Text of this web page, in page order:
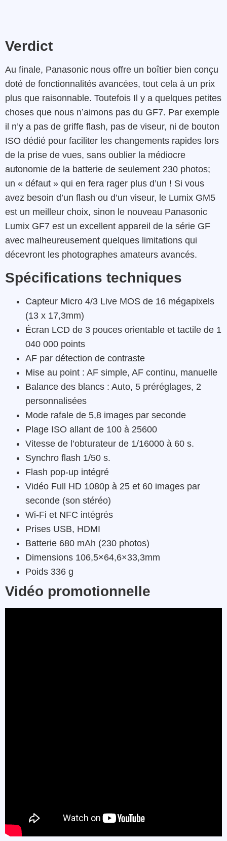
Verdict
Au finale, Panasonic nous offre un boîtier bien conçu
doté de fonctionnalités avancées, tout cela à un prix
plus que raisonnable. Toutefois Il y a quelques petites
choses que nous n’aimons pas du GF7. Par exemple
il n’y a pas de griffe flash, pas de viseur, ni de bouton
ISO dédié pour faciliter les changements rapides lors
de la prise de vues, sans oublier la médiocre
autonomie de la batterie de seulement 230 photos;
un « défaut » qui en fera rager plus d’un ! Si vous
avez besoin d’un flash ou d’un viseur, le Lumix GM5
est un meilleur choix, sinon le nouveau Panasonic
Lumix GF7 est un excellent appareil de la série GF
avec malheureusement quelques limitations qui
décevront les photographes amateurs avancés.
Spécifications techniques
Capteur Micro 4/3 Live MOS de 16 mégapixels
(13 x 17,3mm)
Écran LCD de 3 pouces orientable et tactile de 1
040 000 points
AF par détection de contraste
Mise au point : AF simple, AF continu, manuelle
Balance des blancs : Auto, 5 préréglages, 2
personnalisées
Mode rafale de 5,8 images par seconde
Plage ISO allant de 100 à 25600
Vitesse de l’obturateur de 1/16000 à 60 s.
Synchro flash 1/50 s.
Flash pop-up intégré
Vidéo Full HD 1080p à 25 et 60 images par
seconde (son stéréo)
Wi-Fi et NFC intégrés
Prises USB, HDMI
Batterie 680 mAh (230 photos)
Dimensions 106,5×64,6×33,3mm
Poids 336 g
Vidéo promotionnelle